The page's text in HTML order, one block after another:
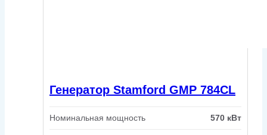
Генератор Stamford GMP 784CL
Номинальная мощность 570 кВт